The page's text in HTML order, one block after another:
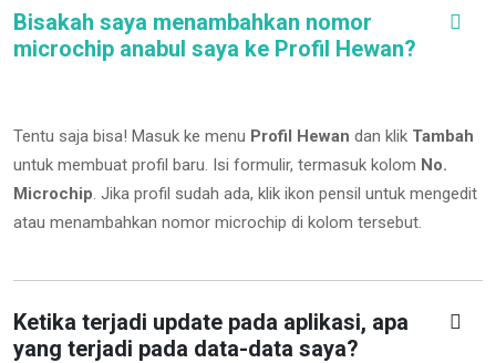
Bisakah saya menambahkan nomor
microchip anabul saya ke Profil Hewan?
Tentu saja bisa! Masuk ke menu Profil Hewan dan klik Tambah
untuk membuat profil baru. Isi formulir, termasuk kolom No.
Microchip. Jika profil sudah ada, klik ikon pensil untuk mengedit
atau menambahkan nomor microchip di kolom tersebut.
Ketika terjadi update pada aplikasi, apa
yang terjadi pada data-data saya?